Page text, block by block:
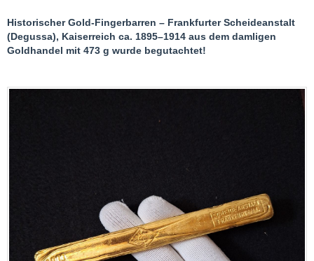
Historischer Gold-Fingerbarren – Frankfurter Scheideanstalt
(Degussa), Kaiserreich ca. 1895–1914 aus dem damligen
Goldhandel mit 473 g wurde begutachtet!